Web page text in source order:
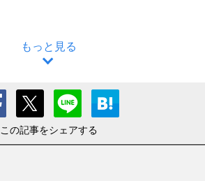
もっと見る
この記事をシェアする